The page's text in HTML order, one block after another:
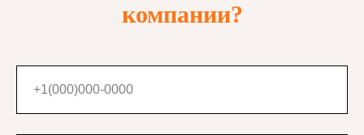
компании?